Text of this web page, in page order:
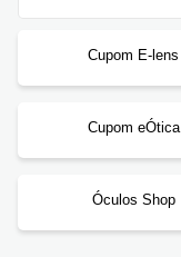
Cupom E-lens
Cupom eÓtica
Óculos Shop